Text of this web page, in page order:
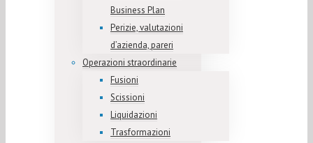
Business Plan
Perizie, valutazioni
d’azienda, pareri
Operazioni straordinarie
Fusioni
Scissioni
Liquidazioni
Trasformazioni